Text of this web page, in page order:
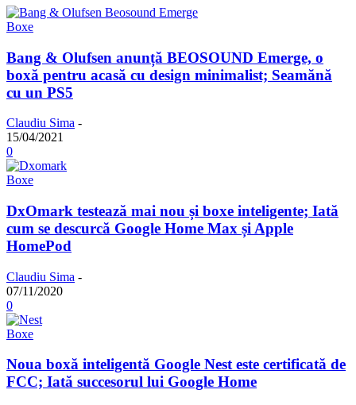
Boxe
Bang & Olufsen anunță BEOSOUND Emerge, o
boxă pentru acasă cu design minimalist; Seamănă
cu un PS5
Claudiu Sima -
15/04/2021
0
Boxe
DxOmark testează mai nou și boxe inteligente; Iată
cum se descurcă Google Home Max și Apple
HomePod
Claudiu Sima -
07/11/2020
0
Boxe
Noua boxă inteligentă Google Nest este certificată de
FCC; Iată succesorul lui Google Home